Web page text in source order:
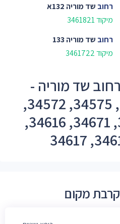
רחוב שד מוריה 132א
מיקוד 3461821
רחוב שד מוריה 133
מיקוד 3461722
שד מוריה -
34571, 34483, 34575, 34572,
34573, 34401, 34671, 34616,
מקום